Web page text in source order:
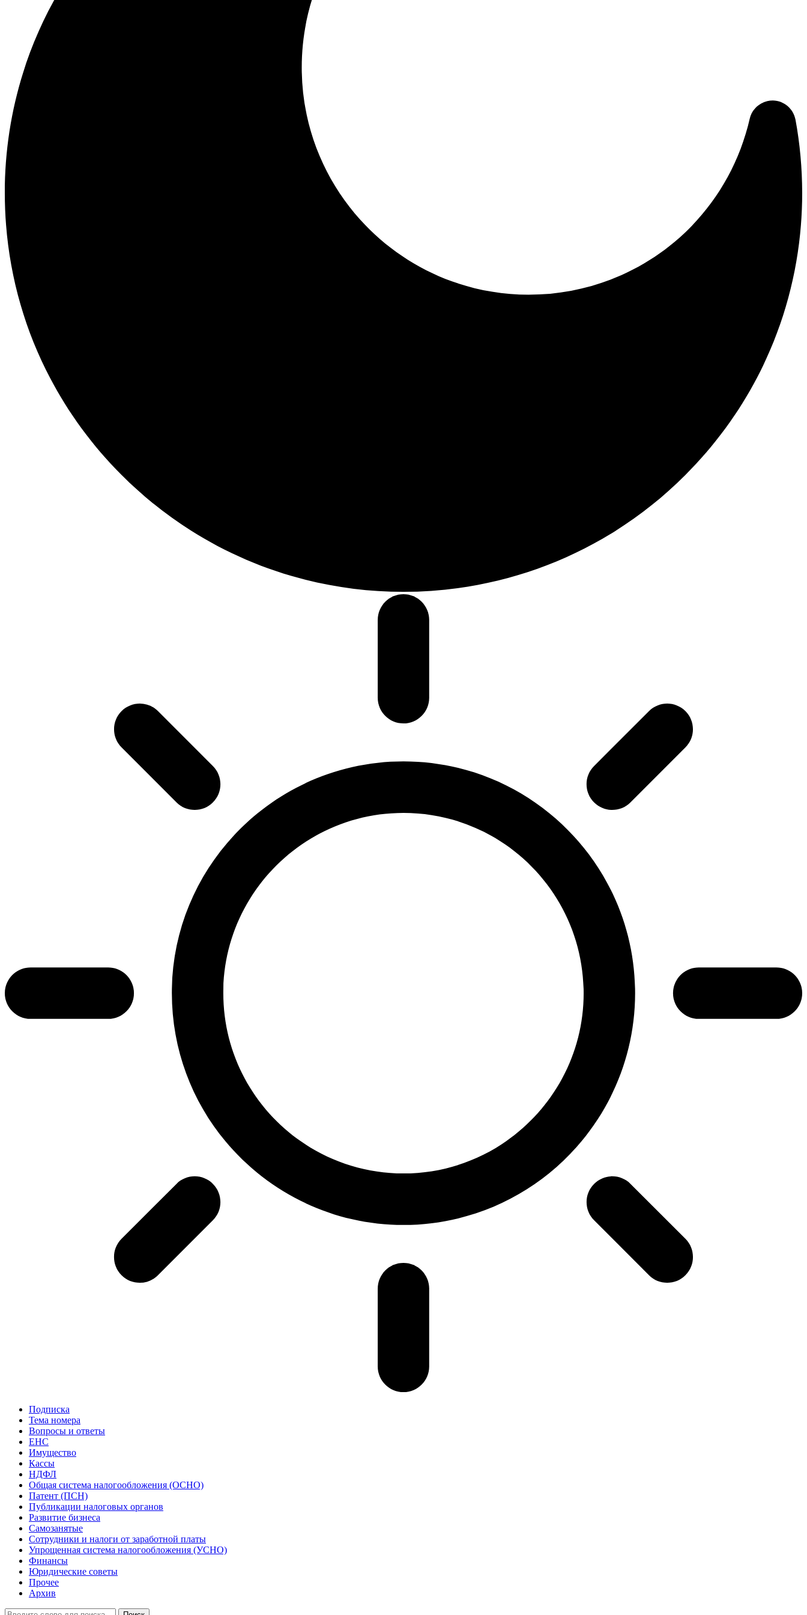
Подписка
Тема номера
Вопросы и ответы
ЕНС
Имущество
Кассы
НДФЛ
Общая система налогообложения (ОСНО)
Патент (ПСН)
Публикации налоговых органов
Развитие бизнеса
Самозанятые
Сотрудники и налоги от заработной платы
Упрощенная система налогообложения (УСНО)
Финансы
Юридические советы
Прочее
Архив